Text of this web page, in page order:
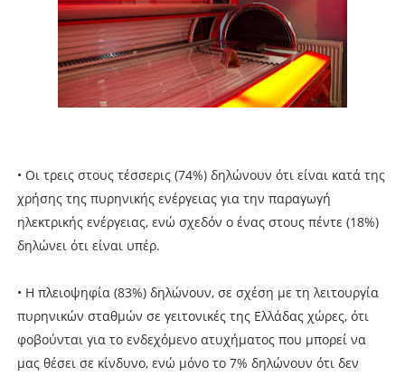
• Οι τρεις στους τέσσερις (74%) δηλώνουν ότι είναι κατά της
χρήσης της πυρηνικής ενέργειας για την παραγωγή
ηλεκτρικής ενέργειας, ενώ σχεδόν ο ένας στους πέντε (18%)
δηλώνει ότι είναι υπέρ.
• Η πλειοψηφία (83%) δηλώνουν, σε σχέση με τη λειτουργία
πυρηνικών σταθμών σε γειτονικές της Ελλάδας χώρες, ότι
φοβούνται για το ενδεχόμενο ατυχήματος που μπορεί να
μας θέσει σε κίνδυνο, ενώ μόνο το 7% δηλώνουν ότι δεν